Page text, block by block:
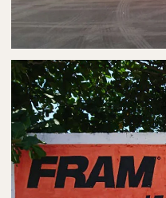
AUTOBÚS